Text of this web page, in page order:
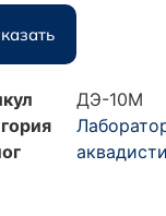
ДЭ-10М